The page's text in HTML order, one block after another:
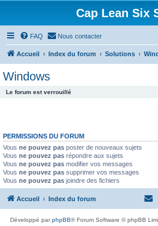
Cap Lean Six
FAQ Nous contacter
Accueil Index du forum Solutions
Windows
Le forum est verrouillé
PERMISSIONS DU FORUM
Vous ne pouvez pas poster de nouveaux sujets
Vous ne pouvez pas répondre aux sujets
Vous ne pouvez pas modifier vos messages
Vous ne pouvez pas supprimer vos messages
Vous ne pouvez pas joindre des fichiers
Accueil Index du forum
Développé parphpBB® Forum Software © phpBB